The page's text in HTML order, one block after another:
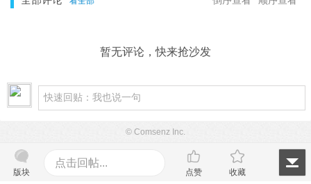
暂无评论，快来抢沙发
版块
点击回帖...
点赞 收藏
© Comsenz Inc.